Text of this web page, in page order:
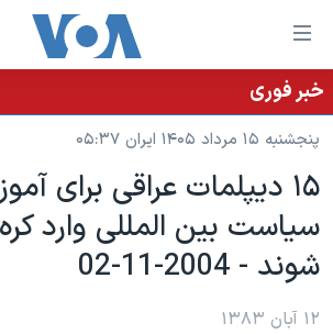
لینکهای
قابل
دسترسی
جهش
محتوای
اصلی
جهش
به
صفحه
خانه
نسخه سبک وب‌سایت
موضوع ها
ایران
آمریکا
جهان
برنامه های تلویزیونی
جدول برنامه ها
صفحه‌های ویژه
خبر فوری
پنجشنبه ۱۵ مرداد ۱۴۰۵ ایران ۰۵:۳۷
۱۵ ديپلمات عراقی برای
سياست بين المللی وارد
شوند - 2004-11-02
۱۲ آبان ۱۳۸۳